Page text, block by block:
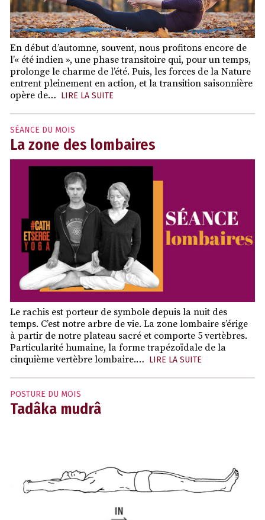
En début d’automne, souvent, nous profitons encore de
l’« été indien », une phase transitoire qui, pour un temps,
prolonge le charme de l’été. Puis, les forces de la Nature
entrent pleinement en action, et la transition saisonnière
opère de… LIRE LA SUITE
SÉANCE DU MOIS
La zone des lombaires
Le rachis est porteur de symbole depuis la nuit des
temps. C’est notre arbre de vie. La zone lombaire s’érige
à partir de notre plateau sacré et comporte 5 vertèbres.
Particularité humaine, la forme trapézoïdale de la
cinquième vertèbre lombaire.… LIRE LA SUITE
POSTURE DU MOIS
Tadâka mudrâ